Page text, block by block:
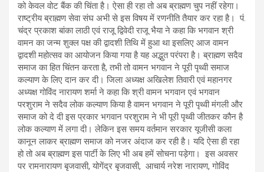
को केवल वोट बैंक की चिंता है। ऐसा ही रहा तो अब ब्राह्मण चुप नहीं रहेगा।
राष्ट्रीय ब्राह्मण सेवा संघ अभी से इस विषय में रणनीति तैयार कर रहा है। पं.
चंद्र प्रकाश बांका लाठी एवं राजू द्विवेदी राजू भैया ने कहा कि भगवान श्री
वामन का जन्म शुक्ल पक्ष की द्वादशी तिथि में हुआ था इसलिए आज वामन
द्वादशी महोत्सव का आयोजन किया गया है यह अद्भुत परंपरा है। ब्राह्मण सदैव
समाज का हित चिंतन करता है, तभी तो वामन भगवान ने पूरी पृथ्वी समाज
कल्याण के लिए दान कर दी। जिला अध्यक्ष अखिलेश तिवारी एवं महानगर
अध्यक्ष गोविंद नारायण शर्मा ने कहा कि श्री वामन भगवान एवं भगवान
परशुराम ने सदैव लोक कल्याण किया है वामन भगवान ने पूरी पृथ्वी मंगली और
समाज को दे दी इस प्रकार भगवान परशुराम ने भी पूरी पृथ्वी जीतकर कौन है
लोक कल्याण में लगा दी। लेकिन इस समय वर्तमान सरकार यूजीसी कला
कानून लाकर ब्राह्मण समाज को नजर अंदाज कर रही है। यदि ऐसा ही रहा
हो तो अब ब्राह्मण इस पार्टी के लिए भी अब हमें सोचना पड़ेगा। इस अवसर
पर रामनारायण बृजवासी, योगेंद्र बृजवासी, आचार्य नरेश नारायण, गोविंद